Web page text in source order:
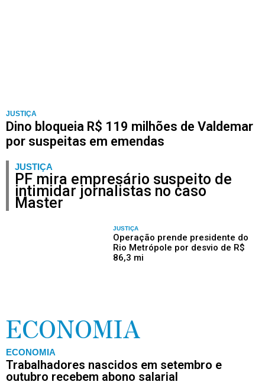
JUSTIÇA
Dino bloqueia R$ 119 milhões de Valdemar
por suspeitas em emendas
JUSTIÇA
PF mira empresário suspeito de
intimidar jornalistas no caso
Master
JUSTIÇA
Operação prende presidente do
Rio Metrópole por desvio de R$
86,3 mi
ECONOMIA
ECONOMIA
Trabalhadores nascidos em setembro e
outubro recebem abono salarial